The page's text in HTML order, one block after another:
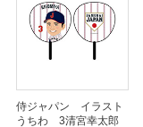
侍ジャパン イラスト
うちわ 3清宮幸太郎